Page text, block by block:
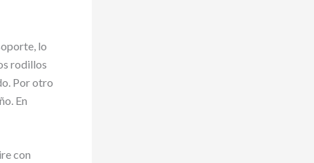
lo
rodillos
Por otro
En
con